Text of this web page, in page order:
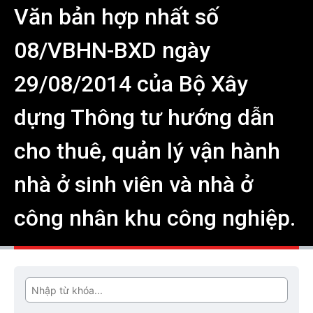
Văn bản hợp nhất số
08/VBHN-BXD ngày
29/08/2014 của Bộ Xây
dựng Thông tư hướng dẫn
cho thuê, quản lý vận hành
nhà ở sinh viên và nhà ở
công nhân khu công nghiệp.
Tìm